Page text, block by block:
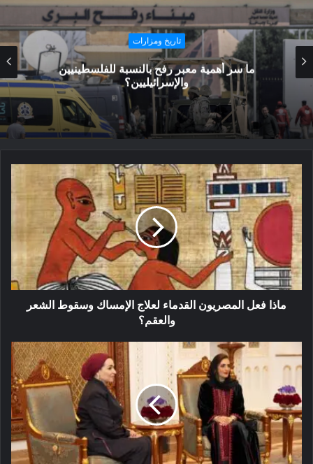
تاريخ ومزارات
ما سر أهمية معبر رفح بالنسبة للفلسطينيين
والإسرائيليين؟
ماذا فعل المصريون القدماء لعلاج الإمساك وسقوط الشعر
والعقم؟